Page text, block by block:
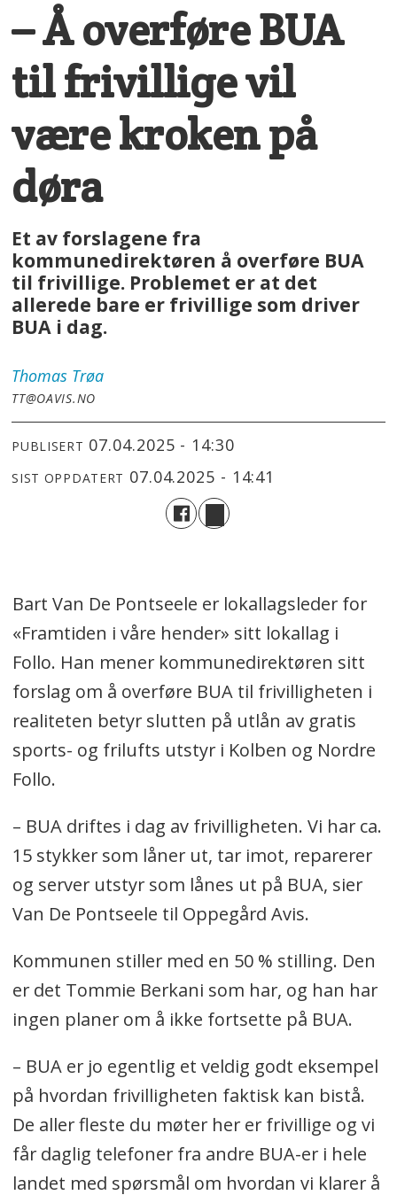
– Å overføre BUA
til frivillige vil
være kroken på
døra
Et av forslagene fra
kommunedirektøren å overføre BUA
til frivillige. Problemet er at det
allerede bare er frivillige som driver
BUA i dag.
Thomas Trøa
TT@OAVIS.NO
PUBLISERT 07.04.2025 - 14:30
SIST OPPDATERT 07.04.2025 - 14:41
Bart Van De Pontseele er lokallagsleder for
«Framtiden i våre hender» sitt lokallag i
Follo. Han mener kommunedirektøren sitt
forslag om å overføre BUA til frivilligheten i
realiteten betyr slutten på utlån av gratis
sports- og frilufts utstyr i Kolben og Nordre
Follo.
– BUA driftes i dag av frivilligheten. Vi har ca.
15 stykker som låner ut, tar imot, reparerer
og server utstyr som lånes ut på BUA, sier
Van De Pontseele til Oppegård Avis.
Kommunen stiller med en 50 % stilling. Den
er det Tommie Berkani som har, og han har
ingen planer om å ikke fortsette på BUA.
– BUA er jo egentlig et veldig godt eksempel
på hvordan frivilligheten faktisk kan bistå.
De aller fleste du møter her er frivillige og vi
får daglig telefoner fra andre BUA-er i hele
landet med spørsmål om hvordan vi klarer å